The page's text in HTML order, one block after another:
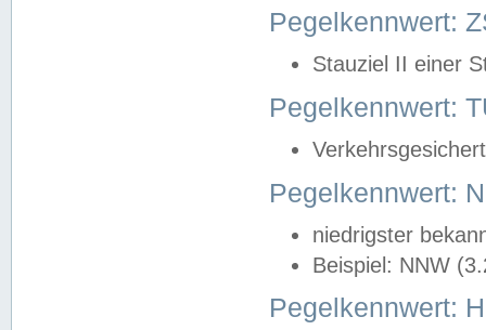
Pegelkennwert:
Stauziel II einer
Pegelkennwert:
Pegelkennwert:
niedrigster
Beispiel: NNW
Pegelkennwert: